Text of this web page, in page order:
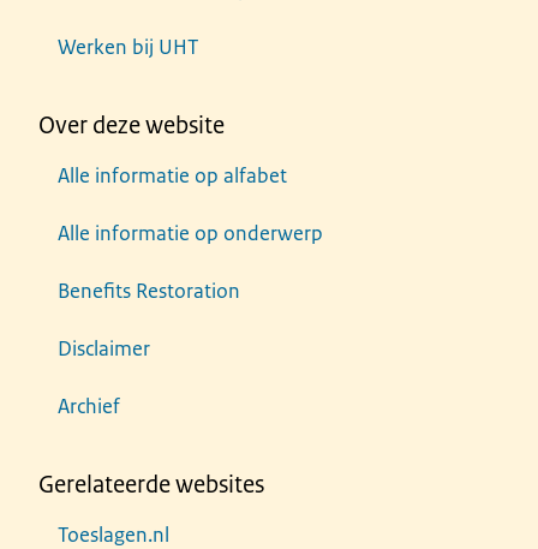
Werken bij UHT
Over deze website
Alle informatie op alfabet
Alle informatie op onderwerp
Benefits Restoration
Disclaimer
Archief
Gerelateerde websites
Toeslagen.nl